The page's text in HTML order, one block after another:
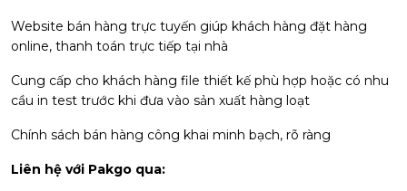
Website bán hàng trực tuyến giúp khách hàng đặt hàng
online, thanh toán trực tiếp tại nhà
Cung cấp cho khách hàng file thiết kế phù hợp hoặc có nhu
cầu in test trước khi đưa vào sản xuất hàng loạt
Chính sách bán hàng công khai minh bạch, rõ ràng
Liên hệ với Pakgo qua: